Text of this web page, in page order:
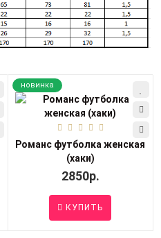
новинка
Романс футболка женская
(хаки)
2850р.
КУПИТЬ